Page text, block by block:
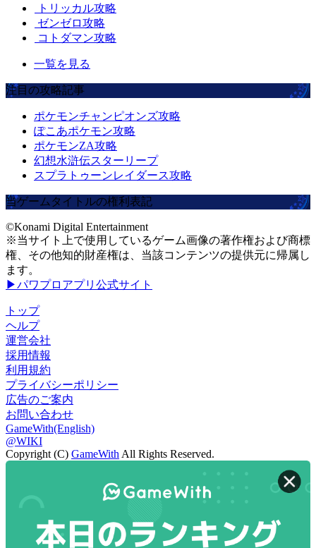
トリッカル攻略
ゼンゼロ攻略
コトダマン攻略
一覧を見る
注目の攻略記事
ポケモンチャンピオンズ攻略
ぽこあポケモン攻略
ポケモンZA攻略
幻想水滸伝スターリープ
スプラトゥーンレイダース攻略
当ゲームタイトルの権利表記
©Konami Digital Entertainment
※当サイト上で使用しているゲーム画像の著作権および商標
権、その他知的財産権は、当該コンテンツの提供元に帰属し
ます。
▶パワプロアプリ公式サイト
トップ
ヘルプ
運営会社
採用情報
利用規約
プライバシーポリシー
広告のご案内
お問い合わせ
GameWith(English)
@WIKI
Copyright (C) GameWith All Rights Reserved.